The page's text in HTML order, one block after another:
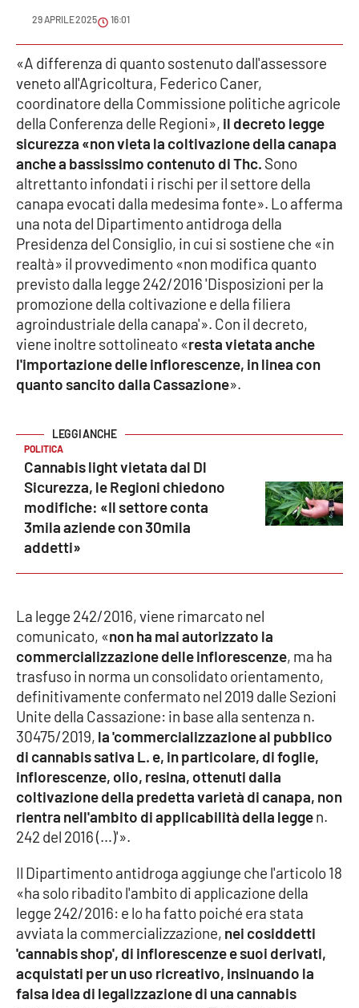
Meteo
Editoriali
VIDEO
Ambiente
Cronaca
Cultura
Economia e Lavoro
Politica
Sanità
Società
Sport
RUBRICHE
Leggendo Alvaro insieme
Imprese Di Calabria
Le perfidie di Antonella Grippo
Venti di comunicazione
STREAMING
LaC TV
LaC Network
LaC OnAir
29 APRILE 2025 16:01
«A differenza di quanto sostenuto dall'assessore
veneto all'Agricoltura, Federico Caner,
coordinatore della Commissione politiche agricole
della Conferenza delle Regioni», il decreto legge
sicurezza «non vieta la coltivazione della canapa
anche a bassissimo contenuto di Thc. Sono
altrettanto infondati i rischi per il settore della
canapa evocati dalla medesima fonte». Lo afferma
una nota del Dipartimento antidroga della
Presidenza del Consiglio, in cui si sostiene che «in
realtà» il provvedimento «non modifica quanto
previsto dalla legge 242/2016 'Disposizioni per la
promozione della coltivazione e della filiera
agroindustriale della canapa'». Con il decreto,
viene inoltre sottolineato «resta vietata anche
l'importazione delle inflorescenze, in linea con
quanto sancito dalla Cassazione».
POLITICA
Cannabis light vietata dal Dl
Sicurezza, le Regioni chiedono
modifiche: «Il settore conta
3mila aziende con 30mila
addetti»
La legge 242/2016, viene rimarcato nel
comunicato, «non ha mai autorizzato la
commercializzazione delle inflorescenze, ma ha
trasfuso in norma un consolidato orientamento,
definitivamente confermato nel 2019 dalle Sezioni
Unite della Cassazione: in base alla sentenza n.
30475/2019, la 'commercializzazione al pubblico
di cannabis sativa L. e, in particolare, di foglie,
inflorescenze, olio, resina, ottenuti dalla
coltivazione della predetta varietà di canapa, non
rientra nell'ambito di applicabilità della leggen.
242 del 2016 (…)'».
Il Dipartimento antidroga aggiunge che l'articolo 18
«ha solo ribadito l'ambito di applicazione della
legge 242/2016: e lo ha fatto poiché era stata
avviata la commercializzazione, nei cosiddetti
'cannabis shop', di inflorescenze e suoi derivati,
acquistati per un uso ricreativo, insinuando la
falsa idea di legalizzazione di una cannabis